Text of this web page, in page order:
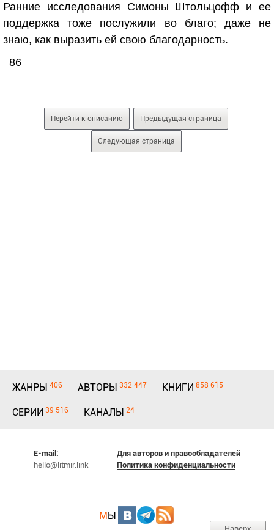
Ранние исследования Симоны Штольцофф и ее
поддержка тоже послужили во благо; даже не
знаю, как выразить ей свою благодарность.
86
Перейти к описанию Предыдущая страница
Следующая страница
ЖАНРЫ 406 АВТОРЫ 332 447 КНИГИ 858 615
СЕРИИ 39 516 КАНАЛЫ 24
E-mail:
hello@litmir.link
Для авторов и правообладателей
Политика конфиденциальности
МЫ